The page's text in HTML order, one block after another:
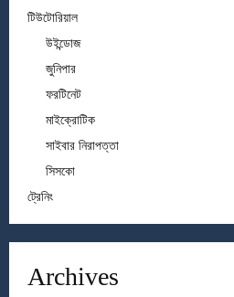
টিউটোরিয়াল
উইন্ডোজ
জুনিপার
ফরটিনেট
মাইক্রোটিক
সাইবার নিরাপত্তা
সিসকো
ট্রেনিং
Archives